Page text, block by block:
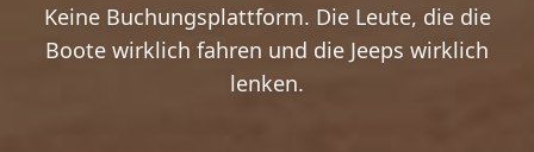
Keine Buchungsplattform. Die Leute, die die
Boote wirklich fahren und die Jeeps wirklich
lenken.